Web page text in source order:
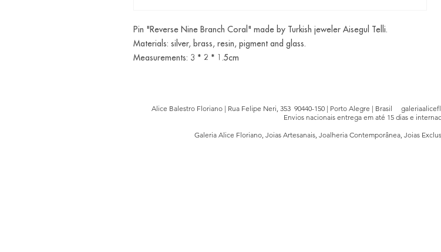
Pin "Reverse Nine Branch Coral" made by Turkish jeweler Aisegul Telli.
Materials: silver, brass, resin, pigment and glass.
Measurements: 3 * 2 * 1.5cm
Alice Balestro Floriano | Rua Felipe Neri, 353 90440-150 | Porto Alegre | Brasil
Envios nacionais entrega em até 15 dias e
Galeria Alice Floriano, Joias Artesanais, Joalheria Contemporânea, Joias